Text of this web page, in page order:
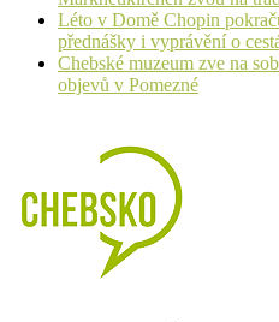
Léto v Domě Chopin
přednášky i vyprávění o
Chebské muzeum zve na
objevů v Pomezné